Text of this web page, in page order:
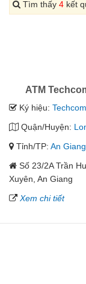
Tìm thấy 4 kết
ATM
Ký hiệu:
Quận/Huyện:
Tỉnh/TP: An Giang
Số 23/2A Trần
Xuyên, An Giang
Xem chi tiết